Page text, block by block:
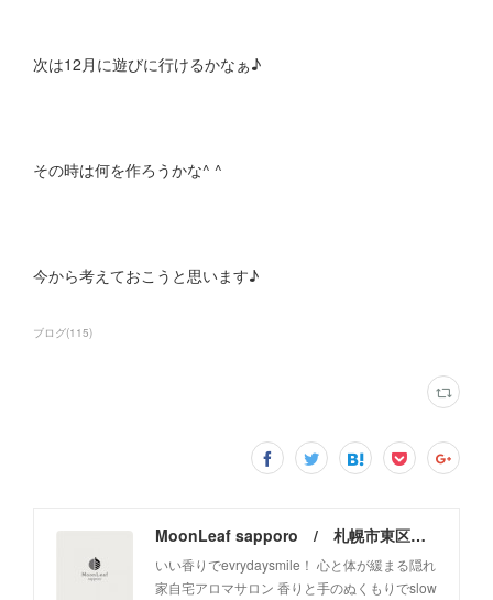
次は12月に遊びに行けるかなぁ♪
その時は何を作ろうかな^ ^
今から考えておこうと思います♪
ブログ(115)
MoonLeaf sapporo / 札幌市東区の100種類以上の香りが楽しめるアロマスクール＆トリートメントサロン
いい香りでevrydaysmile！ 心と体が緩まる隠れ
家自宅アロマサロン 香りと手のぬくもりでslow